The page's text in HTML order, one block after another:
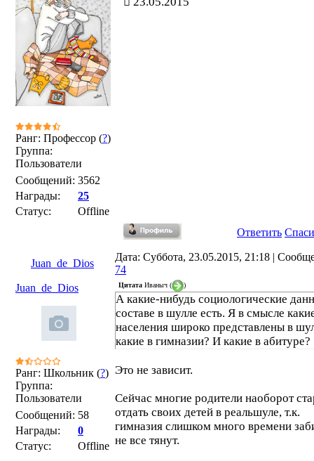
Ранг: Профессор (?)
Группа:
Пользователи
Сообщений: 3562
Награды:
25
Статус:
Offline
Ответить
Juan_de_Dios
Дата: Суббота, 23.05.2015, 21:18 |
74
Juan_de_Dios
Ранг: Школьник (?)
Группа:
Пользователи
Сообщений: 58
Награды:
0
Статус:
Offline
Цитата Иваныч ( )
А какие-нибудь социологические
составе в шулле есть. Я в смысле
населения широко представлены в
какие в гимназии? И какие в абитуре?
Это не зависит.
Сейчас многие родители наоборот
отдать своих детей в реальшуле, т.к.
гимназия слишком много времени
не все тянут.